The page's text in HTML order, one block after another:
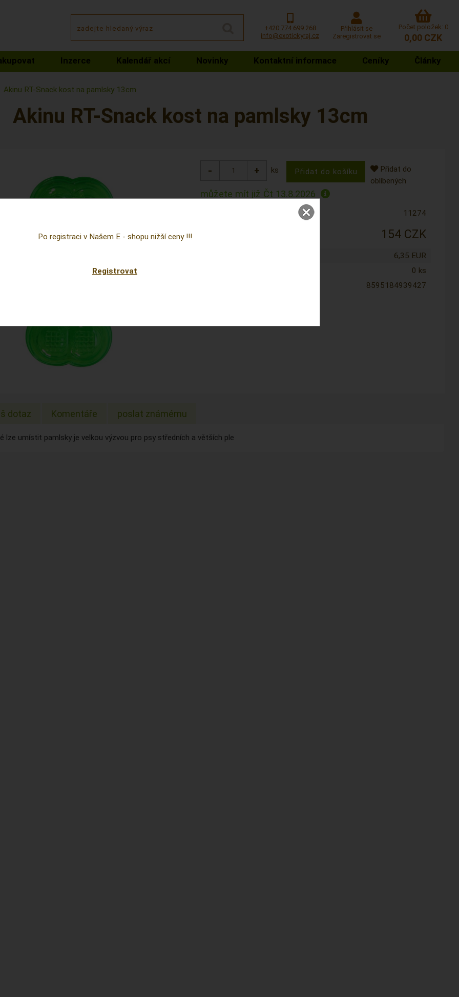
+420 774 699 268
info@exotickyraj.cz
Přihlásit se
Zaregistrovat se
Počet položek: 0
0,00 CZK
Inzerce Kalendář akcí Novinky Kontaktní informace Ceníky Články
Akinu RT-Snack kost na pamlsky 13cm
Akinu RT-Snack kost na pamlsky 13cm
ks
Přidat do
oblíbených
můžete mít již Čt 13.8.2026
11274
154 CZK
6,35 EUR
0 ks
8595184939427
dotaz Komentáře poslat známému
lze umístit pamlsky je velkou výzvou pro psy středních a větších ple
Po registraci v Našem E - shopu nižší ceny !!!
Registrovat